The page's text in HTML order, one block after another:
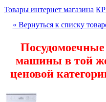
Товары интернет магазина
« Вернуться к списку
Посудомоечные
машины в той
ценовой